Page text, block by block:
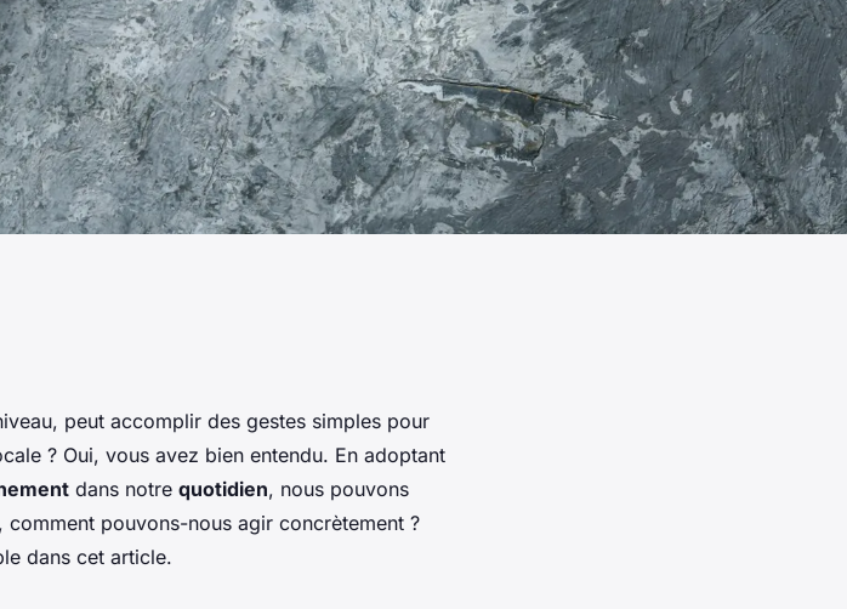
? peut accomplir des gestes simples pour
? Oui, vous avez bien entendu. En adoptant
dans notre quotidien, nous pouvons
comment pouvons-nous agir concrètement ?
dans cet article.